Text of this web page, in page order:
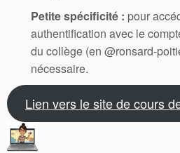
Petite spécificité : pour
authentification avec le
du collège (en @ronsard-
nécessaire.
Lien vers le site de cours